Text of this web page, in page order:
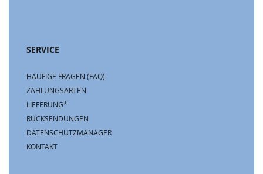
SERVICE
HÄUFIGE FRAGEN (FAQ)
ZAHLUNGSARTEN
LIEFERUNG*
RÜCKSENDUNGEN
DATENSCHUTZMANAGER
KONTAKT